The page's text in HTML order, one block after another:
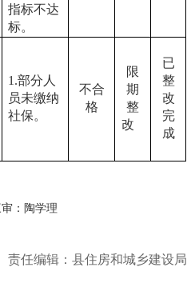
指标不达
标。
1.部分人
员未缴纳
社保。
不合
格
限
期
整
改
已
整
改
完
成
：陶学理
责任编辑：县住房和城乡建设局